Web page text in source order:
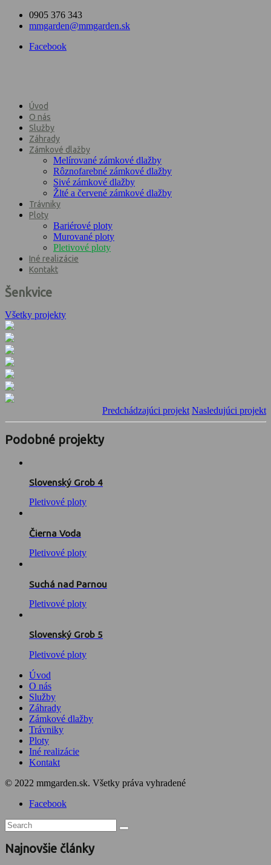
0905 376 343
mmgarden@mmgarden.sk
Facebook
Úvod
O nás
Služby
Záhrady
Zámkové dlažby
Melírované zámkové dlažby
Rôznofarebné zámkové dlažby
Sivé zámkové dlažby
Žlté a červené zámkové dlažby
Trávniky
Ploty
Bariérové ploty
Murované ploty
Pletivové ploty
Iné realizácie
Kontakt
Šenkvice
Všetky projekty
Predchádzajúci projekt Nasledujúci projekt
Podobné projekty
Slovenský Grob 4
Pletivové ploty
Čierna Voda
Pletivové ploty
Suchá nad Parnou
Pletivové ploty
Slovenský Grob 5
Pletivové ploty
Úvod
O nás
Služby
Záhrady
Zámkové dlažby
Trávniky
Ploty
Iné realizácie
Kontakt
© 2022 mmgarden.sk. Všetky práva vyhradené
Facebook
Najnovšie články